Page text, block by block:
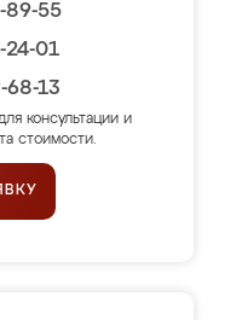
89-55
24-01
68-13
консультации и
стоимости.